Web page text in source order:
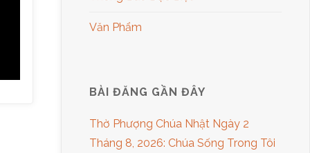
Văn Phẩm
BÀI ĐĂNG GẦN ĐÂY
Thờ Phượng Chúa Nhật Ngày 2
Tháng 8, 2026: Chúa Sống Trong Tôi